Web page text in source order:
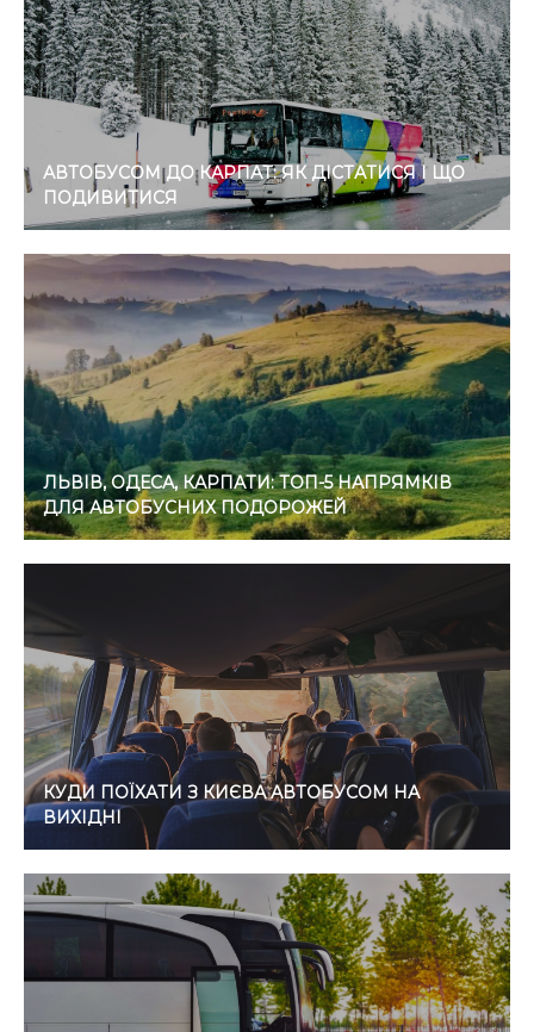
АВТОБУСОМ ДО КАРПАТ: ЯК ДІСТАТИСЯ І ЩО
ПОДИВИТИСЯ
ЛЬВІВ, ОДЕСА, КАРПАТИ: ТОП-5 НАПРЯМКІВ
ДЛЯ АВТОБУСНИХ ПОДОРОЖЕЙ
КУДИ ПОЇХАТИ З КИЄВА АВТОБУСОМ НА
ВИХІДНІ